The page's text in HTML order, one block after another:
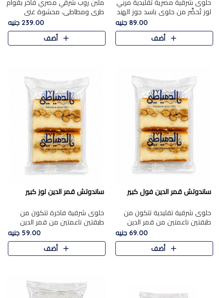
حلوى شرقية مصرية تقليدية مربي
لوز تُحضَّر من حلوى باسد جوز الهند
بقوام طري ومذاق غني، وتُزين
وتغطاه بقطع اللوز الفاخر التي
تضيف لمسة مميزة م..
89.00 جنيه
أضف
ملبن روب شرقي مصري فاخر بقوام
طري ومطاطي، محشوة غني
بسخاء بقطع عين الجمل واللوز
الفاخر التي تضيف قرمشة مميزة
ومرضية ونكهة ناتي غنية في كل
239.00 جنيه
أضف
ساندوتش قمر الدين فول كبير
حلوى شرقية تقليدية تتكون من
طبقتين ناعمتين من قمر الدين
الفاخر، تتوسطهما حشوة غنية من
الفول السوداني المحمص، لتجمع
بين حلاوة المشمش الطبيعية..
69.00 جنيه
أضف
ساندوتش قمر الدين لوز كبير
حلوى شرقية فاخرة تتكون من
طبقتين ناعمتين من قمر الدين
الفاخر، تتوسطهما حشوة غنية من
اللوز المحمص لتمنح مزيجًا متوازنًا
من النعومة والقرمشة. ..
59.00 جنيه
أضف